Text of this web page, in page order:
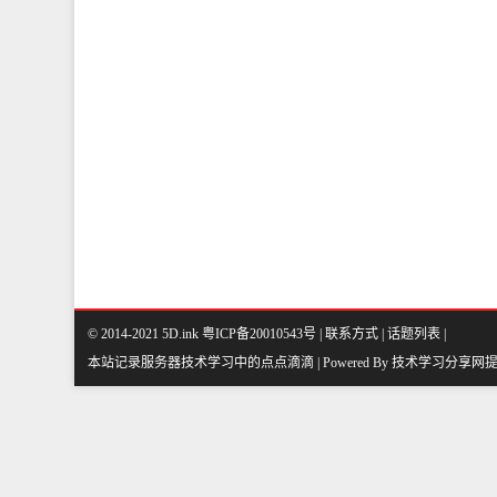
© 2014-2021 5D.ink 粤ICP备20010543号 联系方式 话题列表
本站记录服务器技术学习中的点点滴滴 | Powered By 技术学习分享网